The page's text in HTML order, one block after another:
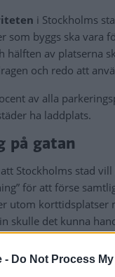
- Do Not Process
i Stockholms
som byggs ska vara
hälften av platserna
och redo att
av alla
ha laddplats.
på gatan
Stockholms stad
för att förse
utom korttidsplatser
skulle det kunna
andra lösningar,